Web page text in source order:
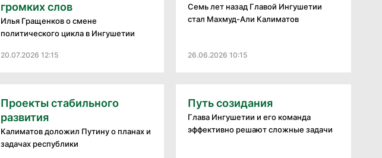
громких слов
Илья Гращенков о смене
политического цикла в Ингушетии
20.07.2026 12:15
Семь лет назад Главой Ингушетии
стал Махмуд-Али Калиматов
26.06.2026 10:15
Проекты стабильного
развития
Калиматов доложил Путину о планах и
задачах республики
Путь созидания
Глава Ингушетии и его команда
эффективно решают сложные задачи